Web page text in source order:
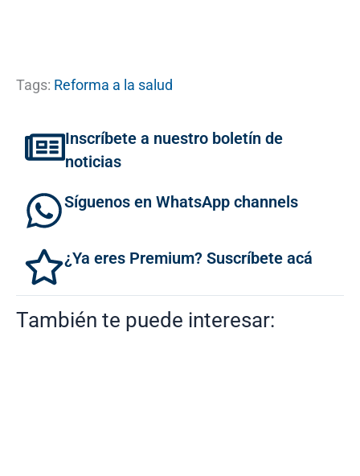
Tags: Reforma a la salud
Inscríbete a nuestro boletín de
noticias
Síguenos en WhatsApp channels
¿Ya eres Premium? Suscríbete acá
También te puede interesar: